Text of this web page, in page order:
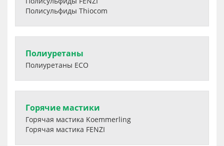
Полисульфиды Thiocom
Полиуретаны
Полиуретаны ECO
Горячие мастики
Горячая мастика Koemmerling
Горячая мастика FENZI